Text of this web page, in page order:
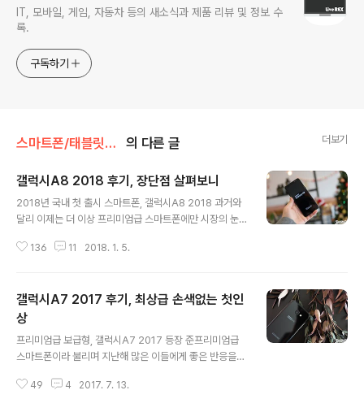
IT, 모바일, 게임, 자동차 등의 새소식과 제품 리뷰 및 정보 수
록.
구독하기
스마트폰/태블릿PC/웨어러블 리뷰/> 갤럭시 시리즈 의 다른 글 더보기
갤럭시A8 2018 후기, 장단점 살펴보니
2018년 국내 첫 출시 스마트폰, 갤럭시A8 2018 과거와
달리 이제는 더 이상 프리미엄급 스마트폰에만 시장의 눈
정확히 말하면 오히려 중저가폰에 대한 집중도가 점점 높
다른 모델에 대한 쏠림이 컸던 데는 이런 부분도 영향을 미
친 것이라 할 수 있을 겁니다. 예년 흐름에서 봤을 때, 이 맘
때 출시를 예상해 볼 수 있었던 것이 ‘갤럭시A’ 시리즈인데
요. 아니나 다를까 새해 국내 첫 출시 스마트폰으로 삼성전
터 온라인 곳곳에서 보이고 있더군요. 지난해와 달리 출시
136 11 2018. 1. 5.
갤럭시A7 2017 후기, 최상급 손색없는 첫인
상
프리미엄급 보급형, 갤럭시A7 2017 등장 준프리미엄급
스마트폰이라 불리며 지난해 많은 이들에게 좋은 반응을
리 속을 스치는 ‘보급기’ 특유의 인상을 지워낸 대표적인 라
49 4 2017. 7. 13.